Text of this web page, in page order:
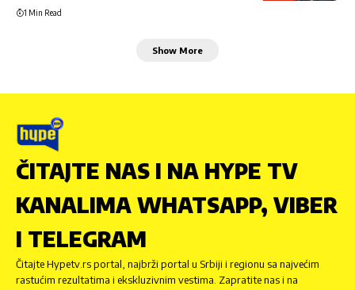
1 Min Read
Show More
ČITAJTE NAS I NA HYPE TV
KANALIMA WHATSAPP, VIBER
I TELEGRAM
Čitajte Hypetv.rs portal, najbrži portal u Srbiji i regionu sa najvećim
rastućim rezultatima i ekskluzivnim vestima. Zapratite nas i na